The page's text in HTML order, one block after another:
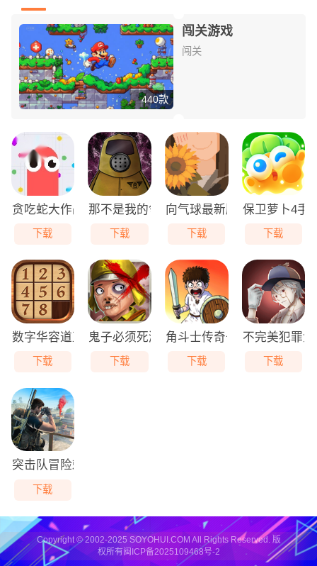
闯关游戏
闯关
440款
贪吃蛇大作战免费版
下载
那不是我的邻居游戏无广告版
下载
向气球最新版
下载
保卫萝卜4手
下载
数字华容道直装版
下载
鬼子必须死游戏最新版
下载
角斗士传奇去广告版
下载
不完美犯罪
下载
突击队冒险刺客最新免费版
下载
Copyright © 2002-2025 SOYOHUI.COM All Rights Reserved. 版
权所有闽ICP备2025109468号-2